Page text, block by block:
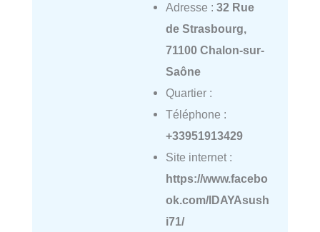
Adresse : 32 Rue
de Strasbourg,
71100 Chalon-sur-
Saône
Quartier :
Téléphone :
+33951913429
Site internet :
https://www.facebo
ok.com/IDAYAsush
i71/